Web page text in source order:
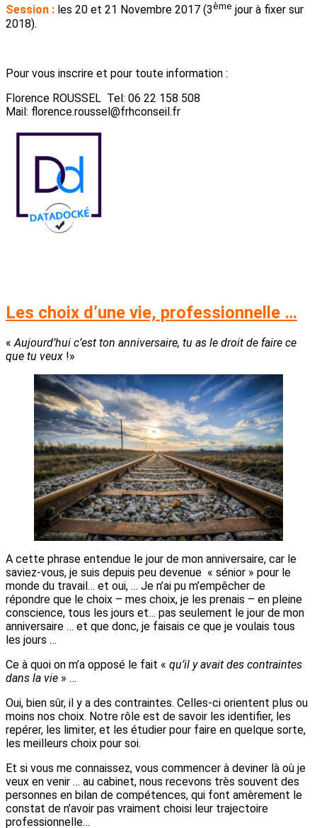
Session : les 20 et 21 Novembre 2017 (3ème jour à fixer sur
2018).
Pour vous inscrire et pour toute information :
Florence ROUSSEL Tel: 06 22 158 508
Mail: florence.roussel@frhconseil.fr
Les choix d’une vie, professionnelle …
«Aujourd’hui c’est ton anniversaire, tu as le droit de faire ce
que tu veux !»
A cette phrase entendue le jour de mon anniversaire, car le
saviez-vous, je suis depuis peu devenue « sénior » pour le
monde du travail… et oui, … Je n’ai pu m’empêcher de
répondre que le choix – mes choix, je les prenais – en pleine
conscience, tous les jours et… pas seulement le jour de mon
anniversaire … et que donc, je faisais ce que je voulais tous
les jours …
Ce à quoi on m’a opposé le fait « qu’il y avait des contraintes
dans la vie » …
Oui, bien sûr, il y a des contraintes. Celles-ci orientent plus ou
moins nos choix. Notre rôle est de savoir les identifier, les
repérer, les limiter, et les étudier pour faire en quelque sorte,
les meilleurs choix pour soi.
Et si vous me connaissez, vous commencer à deviner là où je
veux en venir … au cabinet, nous recevons très souvent des
personnes en bilan de compétences, qui font amèrement le
constat de n’avoir pas vraiment choisi leur trajectoire
professionnelle…